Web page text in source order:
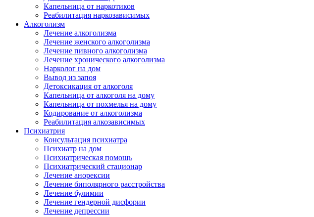
Капельница от наркотиков
Реабилитация наркозависимых
Алкоголизм
Лечение алкоголизма
Лечение женского алкоголизма
Лечение пивного алкоголизма
Лечение хронического алкоголизма
Нарколог на дом
Вывод из запоя
Детоксикация от алкоголя
Капельница от алкоголя на дому
Капельница от похмелья на дому
Кодирование от алкоголизма
Реабилитация алкозависимых
Психиатрия
Консультация психиатра
Психиатр на дом
Психиатрическая помощь
Психиатрический стационар
Лечение анорексии
Лечение биполярного расстройства
Лечение булимии
Лечение гендерной дисфории
Лечение депрессии